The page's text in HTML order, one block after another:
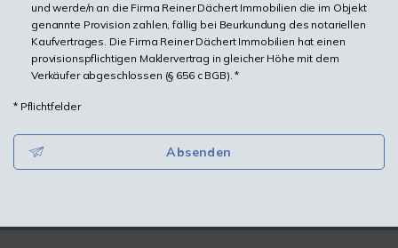
und werde/n an die Firma Reiner Dächert Immobilien die im Objekt
genannte Provision zahlen, fällig bei Beurkundung des notariellen
Kaufvertrages. Die Firma Reiner Dächert Immobilien hat einen
provisionspflichtigen Maklervertrag in gleicher Höhe mit dem
Verkäufer abgeschlossen (§ 656 c BGB). *
* Pflichtfelder
Absenden